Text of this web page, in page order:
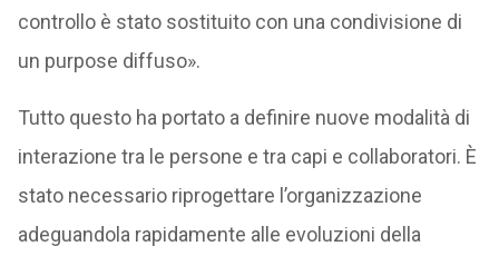
controllo è stato sostituito con una condivisione di
un purpose diffuso».
Tutto questo ha portato a definire nuove modalità di
interazione tra le persone e tra capi e collaboratori. È
stato necessario riprogettare l’organizzazione
adeguandola rapidamente alle evoluzioni della